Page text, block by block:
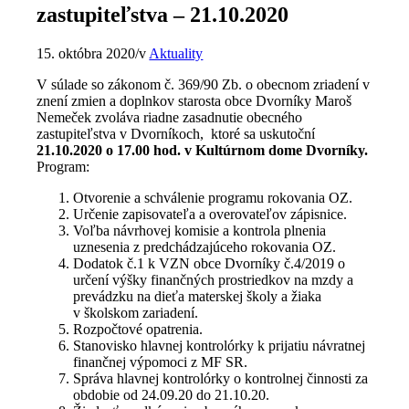
zastupiteľstva – 21.10.2020
15. októbra 2020/v Aktuality
V súlade so zákonom č. 369/90 Zb. o obecnom zriadení v
znení zmien a doplnkov starosta obce Dvorníky Maroš
Nemeček zvoláva riadne zasadnutie obecného
zastupiteľstva v Dvorníkoch, ktoré sa uskutoční
21.10.2020 o 17.00 hod. v Kultúrnom dome Dvorníky.
Program:
Otvorenie a schválenie programu rokovania OZ.
Určenie zapisovateľa a overovateľov zápisnice.
Voľba návrhovej komisie a kontrola plnenia
uznesenia z predchádzajúceho rokovania OZ.
Dodatok č.1 k VZN obce Dvorníky č.4/2019 o
určení výšky finančných prostriedkov na mzdy a
prevádzku na dieťa materskej školy a žiaka
v školskom zariadení.
Rozpočtové opatrenia.
Stanovisko hlavnej kontrolórky k prijatiu návratnej
finančnej výpomoci z MF SR.
Správa hlavnej kontrolórky o kontrolnej činnosti za
obdobie od 24.09.20 do 21.10.20.